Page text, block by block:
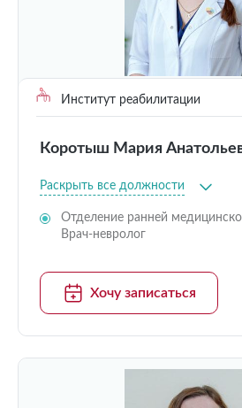
Институт реабилитации
Коротыш Мария
Раскрыть все должности
Отделение ранней
Врач-невролог
Хочу записаться